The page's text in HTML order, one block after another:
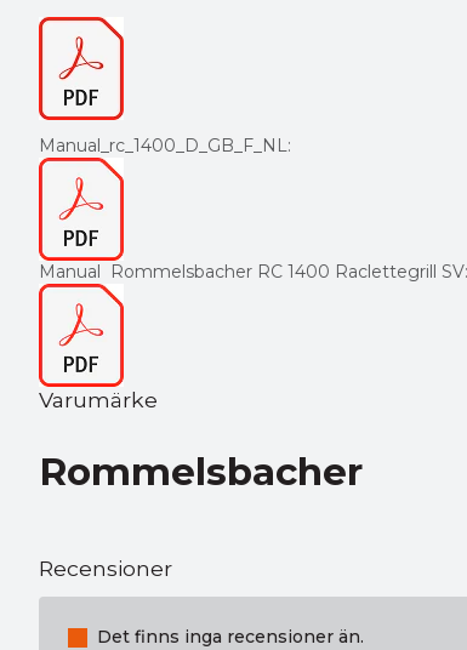
Manual_rc_1400_D_GB_F_NL:
Manual Rommelsbacher RC 1400 Raclettegrill SV:
Varumärke
Rommelsbacher
Recensioner
Det finns inga recensioner än.